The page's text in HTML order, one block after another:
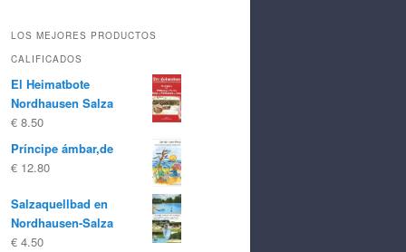
LOS MEJORES PRODUCTOS
CALIFICADOS
El Heimatbote
Nordhausen Salza
€ 8.50
Príncipe ámbar,de
€ 12.80
Salzaquellbad en
Nordhausen-Salza
€ 4.50